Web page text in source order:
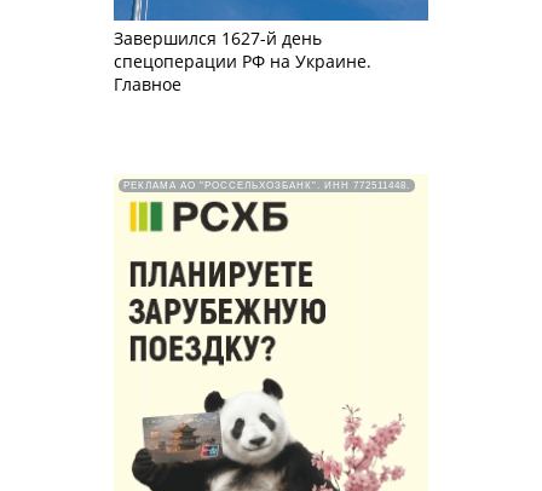
Завершился 1627-й день
спецоперации РФ на Украине.
Главное
РЕКЛАМА АО "РОССЕЛЬХОЗБАНК". ИНН 772511448.